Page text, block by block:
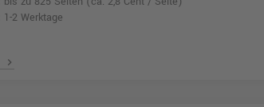
1-2 Werktage
chevron_right